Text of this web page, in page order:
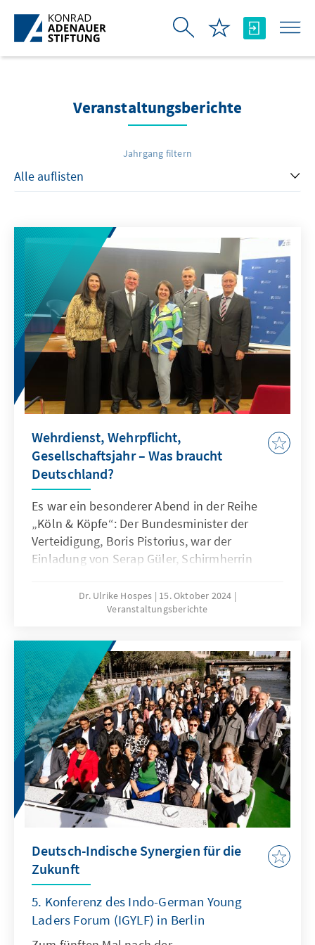
Zum Hauptinhalt springen
Veranstaltungsberichte
Jahrgang filtern
Wehrdienst, Wehrpflicht,
Gesellschaftsjahr – Was braucht
Deutschland?
Es war ein besonderer Abend in der Reihe
„Köln & Köpfe“: Der Bundesminister der
Verteidigung, Boris Pistorius, war der
Einladung von Serap Güler, Schirmherrin
die Aufstellung der Bundeswehr angesichts
der sicherheitspolitischen Lage zu sprechen.
Wehrdienstes.
Dr. Ulrike Hospes
15. Oktober 2024
Veranstaltungsberichte
Deutsch-Indische Synergien für die
Zukunft
5. Konferenz des Indo-German Young
Laders Forum (IGYLF) in Berlin